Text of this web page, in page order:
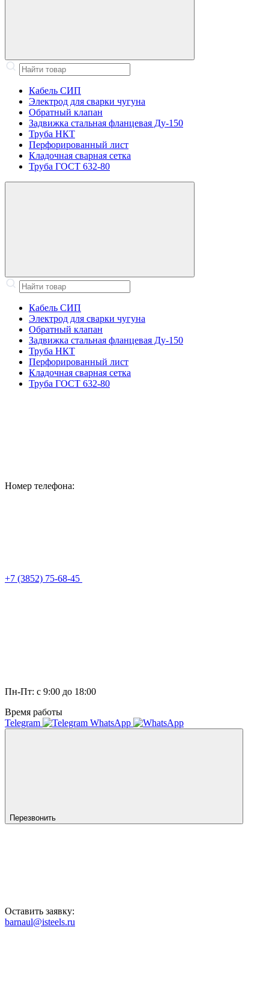
Кабель СИП
Электрод для сварки чугуна
Обратный клапан
Задвижка стальная фланцевая Ду-150
Труба НКТ
Перфорированный лист
Кладочная сварная сетка
Труба ГОСТ 632-80
Кабель СИП
Электрод для сварки чугуна
Обратный клапан
Задвижка стальная фланцевая Ду-150
Труба НКТ
Перфорированный лист
Кладочная сварная сетка
Труба ГОСТ 632-80
Номер телефона:
+7 (3852) 75-68-45
Пн-Пт: с 9:00 до 18:00
Время работы
Telegram
WhatsApp
Перезвонить
Оставить заявку:
barnaul@isteels.ru